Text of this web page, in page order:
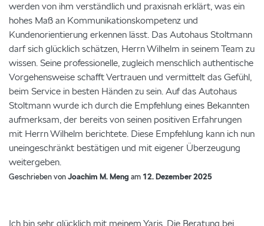
werden von ihm verständlich und praxisnah erklärt, was ein
hohes Maß an Kommunikationskompetenz und
Kundenorientierung erkennen lässt. Das Autohaus Stoltmann
darf sich glücklich schätzen, Herrn Wilhelm in seinem Team zu
wissen. Seine professionelle, zugleich menschlich authentische
Vorgehensweise schafft Vertrauen und vermittelt das Gefühl,
beim Service in besten Händen zu sein. Auf das Autohaus
Stoltmann wurde ich durch die Empfehlung eines Bekannten
aufmerksam, der bereits von seinen positiven Erfahrungen
mit Herrn Wilhelm berichtete. Diese Empfehlung kann ich nun
uneingeschränkt bestätigen und mit eigener Überzeugung
weitergeben.
Geschrieben vonJoachim M. Meng am 12. Dezember 2025
Ich bin sehr glücklich mit meinem Yaris. Die Beratung bei